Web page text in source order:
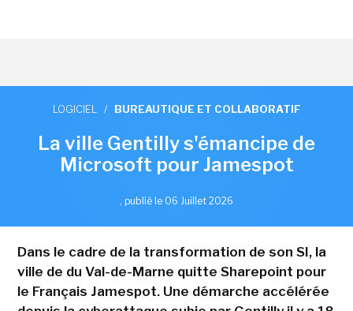
LOGICIEL / BUREAUTIQUE ET COLLABORATIF
La ville Gentilly s'émancipe de
Microsoft pour Jamespot
, publié le 06 Juillet 2026
Dans le cadre de la transformation de son SI, la
ville de du Val-de-Marne quitte Sharepoint pour
le Français Jamespot. Une démarche accélérée